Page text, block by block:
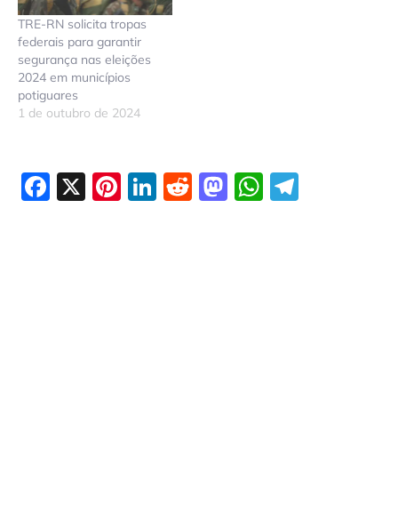
TRE-RN solicita tropas
federais para garantir
segurança nas eleições
2024 em municípios
potiguares
1 de outubro de 2024
Facebook
X Pinterest
LinkedIn
Reddit
Mastodon